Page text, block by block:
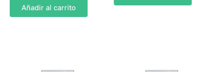
Añadir al carrito